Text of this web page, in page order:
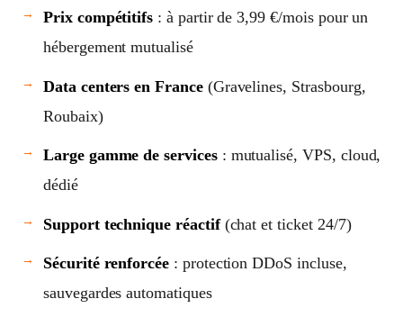
Prix compétitifs : à partir de 3,99 €/mois pour un
hébergement mutualisé
Data centers en France(Gravelines, Strasbourg,
Roubaix)
Large gamme de services: mutualisé, VPS, cloud,
dédié
Support technique réactif(chat et ticket 24/7)
Sécurité renforcée : protection DDoS incluse,
sauvegardes automatiques